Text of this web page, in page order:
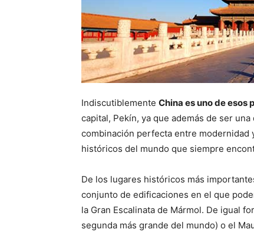
Indiscutiblemente China es uno de esos
capital, Pekín, ya que además de ser
combinación perfecta entre modernidad
históricos del mundo que siempre
De los lugares históricos más
conjunto de edificaciones en el que
la Gran Escalinata de Mármol. De igual
segunda más grande del mundo) o el